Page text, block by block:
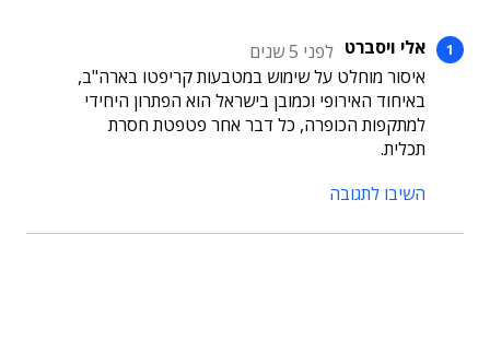
אלי ויסברט לפני 5 שנים
איסור מוחלט על שימוש במטבעות קריפטו בארה"ב,
באיחוד האירופי וכמובן בישראל הוא הפתרון היחידי
למתקפות הכופרה, כל דבר אחר פטפטת חסרת
תכלית.
השיבו לתגובה